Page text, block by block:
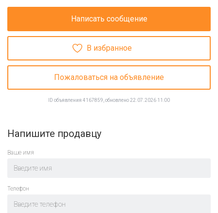
Написать сообщение
В избранное
Пожаловаться на объявление
ID объявления 4167859, обновлено 22.07.2026 11:00
Напишите продавцу
Ваше имя
Телефон